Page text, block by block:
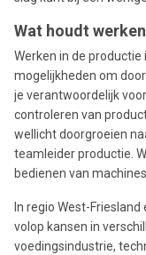
Wat houdt
Werken in de
mogelijkheden om
je verantwoordelijk
controleren van
wellicht doorgroeien
teamleider productie.
bedienen van
In regio West-
volop kansen in
voedingsindustrie,